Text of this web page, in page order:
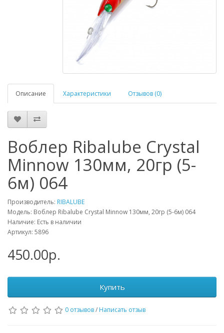
Описание Характеристики Отзывов (0)
Воблер Ribalube Crystal
Minnow 130мм, 20гр (5-
6м) 064
Производитель: RIBALUBE
Модель: Воблер Ribalube Crystal Minnow 130мм, 20гр (5-6м) 064
Наличие: Есть в наличии
Артикул: 5896
450.00р.
Купить
0 отзывов/ Написать отзыв